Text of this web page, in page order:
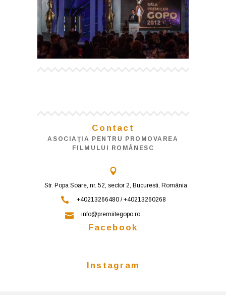
Contact
ASOCIAŢIA PENTRU PROMOVAREA
FILMULUI ROMÂNESC
Str. Popa Soare, nr. 52, sector 2, Bucuresti, România
+40213266480 / +40213260268
info@premiilegopo.ro
Facebook
Instagram